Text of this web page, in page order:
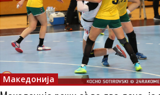
Македонија